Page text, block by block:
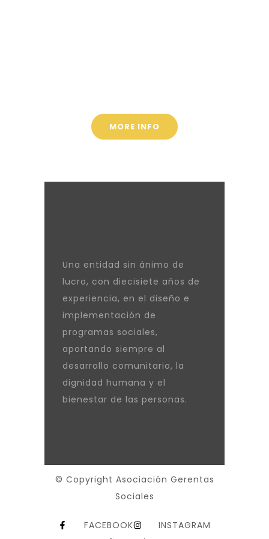
MORE INFO
Una entidad sin ánimo de
lucro, con diecisiete años de
experiencia, en el diseño e
implementación de
programas sociales,
aportando siempre al
desarrollo comunitario, la
dignidad humana y el
bienestar de las personas.
© Copyright Asociación Gerentas
Sociales
FACEBOOK
INSTAGRAM